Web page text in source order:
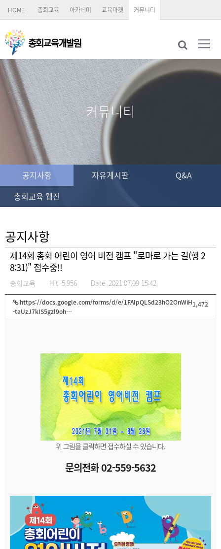
HOME 총회교육 아카데미 교육마켓 커뮤니티
커뮤니티
공지사항 자유게시판
Q&A
총회교육 웹진
공지사항
제14회 총회 어린이 영어 비전 캠프 "로마로 가는 길(행 2
8:31)" 접수중!!
총회교육 Hit. 5,956 Date. 2021.07.09 15:42
1,472
https://docs.google.com/forms/d/e/1FAIpQLSd23hO2OnWiH
-taUzJ7kIS5gzl9oh…
위 그림을 클릭하면 접수하실 수 있습니다.
문의전화 02-559-5632